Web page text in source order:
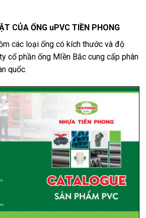
CỦA ỐNG uPVC TIỀN PHONG
các loại ống có kích thước và độ
cổ phần ống MIền Bắc cung cấp phân
quốc.